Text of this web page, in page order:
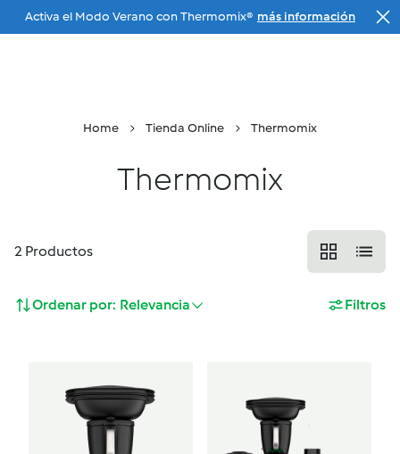
Ir a la navegación principal
Activa el Modo Verano con Thermomix® más información
Home Tienda Online Thermomix
Thermomix
2 Productos
Ordenar por: Relevancia Filtros